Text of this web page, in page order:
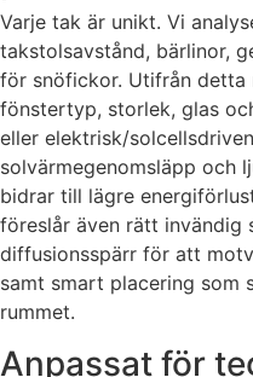
Varje tak är unikt. Vi
takstolsavstånd, bärlinor,
för snöfickor. Utifrån detta
fönstertyp, storlek, glas
eller elektrisk/
solvärmegenomsläpp och
bidrar till lägre
föreslår även rätt invändig
diffusionsspärr för att
samt smart placering som
rummet.
Anpassat för